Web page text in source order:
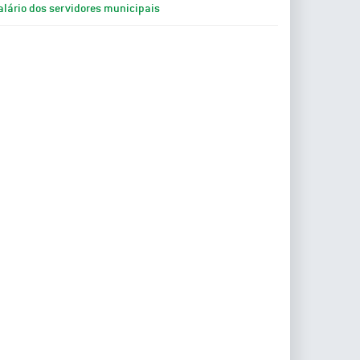
dos servidores municipais